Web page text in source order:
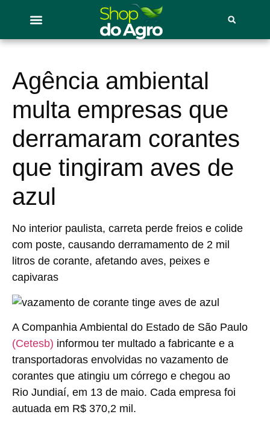
Agência ambiental
multa empresas que
derramaram corantes
que tingiram aves de
azul
No interior paulista, carreta perde freios e colide
com poste, causando derramamento de 2 mil
litros de corante, afetando aves, peixes e
capivaras
A Companhia Ambiental do Estado de São Paulo
(Cetesb) informou ter multado a fabricante e a
transportadoras envolvidas no vazamento de
corantes que atingiu um córrego e chegou ao
Rio Jundiaí, em 13 de maio. Cada empresa foi
autuada em R$ 370,2 mil.